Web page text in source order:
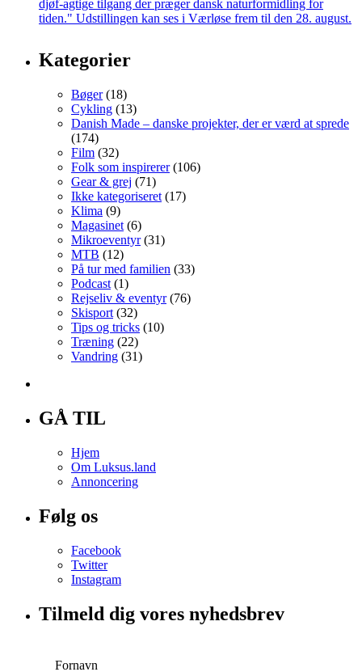
Kategorier
Bøger(18)
Cykling (13)
Danish Made – danske projekter, der er værd at sprede
(174)
Film (32)
Folk som inspirerer(106)
Gear & grej (71)
Ikke kategoriseret (17)
Klima (9)
Magasinet (6)
Mikroeventyr(31)
MTB (12)
På tur med familien (33)
Podcast (1)
Rejseliv & eventyr(76)
Skisport (32)
Tips og tricks (10)
Træning (22)
Vandring (31)
GÅ TIL
Hjem
Om Luksus.land
Annoncering
Følg os
Facebook
Twitter
Instagram
Tilmeld dig vores nyhedsbrev
Fornavn